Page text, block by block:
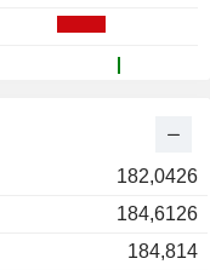
182,0426
184,6126
184,814